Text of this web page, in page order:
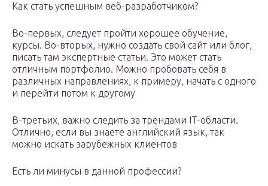
Как стать успешным веб-разработчиком?
Во-первых, следует пройти хорошее обучение,
курсы. Во-вторых, нужно создать свой сайт или блог,
писать там экспертные статьи. Это может стать
отличным портфолио. Можно пробовать себя в
различных направлениях, к примеру, начать с одного
и перейти потом к другому
В-третьих, важно следить за трендами IT-области.
Отлично, если вы знаете английский язык, так
можно искать зарубежных клиентов
Есть ли минусы в данной профессии?